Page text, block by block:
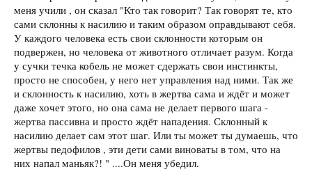
меня учили , он сказал "Кто так говорит? Так говорят те, кто
сами склонны к насилию и таким образом оправдывают себя.
У каждого человека есть свои склонности которым он
подвержен, но человека от животного отличает разум. Когда
у сучки течка кобель не может сдержать свои инстинкты,
просто не способен, у него нет управления над ними. Так же
и склонность к насилию, хоть в жертва сама и ждёт и может
даже хочет этого, но она сама не делает первого шага -
жертва пассивна и просто ждёт нападения. Склонный к
насилию делает сам этот шаг. Или ты может ты думаешь, что
жертвы педофилов , эти дети сами виноваты в том, что на
них напал маньяк?! " ....Он меня убедил.